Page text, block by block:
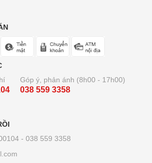
Góp ý, phản ánh (8h00 - 17h00)
038 559 3358
- 038 559 3358